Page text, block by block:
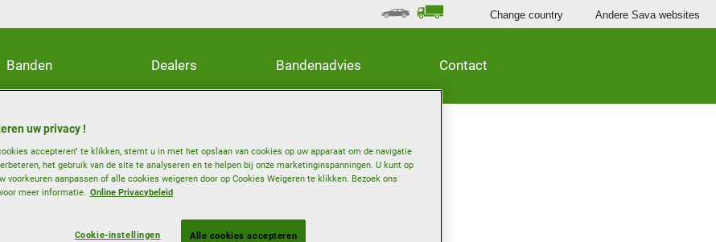
Banden Dealers Bandenadvies Contact
Change country Andere Sava websites
uw privacy !
accepteren" te klikken, stemt u in met het opslaan van cookies op uw apparaat om de navigatie
het gebruik van de site te analyseren en te helpen bij onze marketinginspanningen. U kunt op
voorkeuren aanpassen of alle cookies weigeren door op Cookies Weigeren te klikken. Bezoek ons
meer informatie. Online Privacybeleid
Cookie-instellingen Alle cookies accepteren